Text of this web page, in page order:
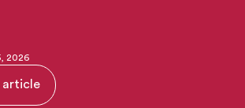
2026
article